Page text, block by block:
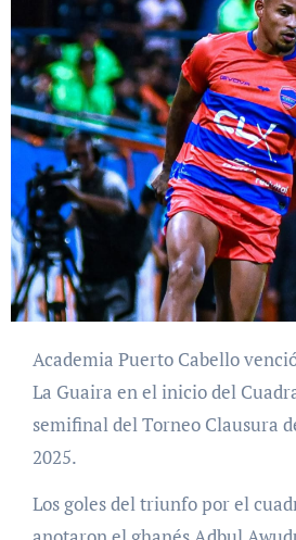
Academia Puerto Cabello venció 3-1 a Deportivo
La Guaira en el inicio del
semifinal del Torneo Clausura
2025.
Los goles del triunfo por el